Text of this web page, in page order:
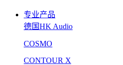
专业产品
德国HK Audio
COSMO
CONTOUR X